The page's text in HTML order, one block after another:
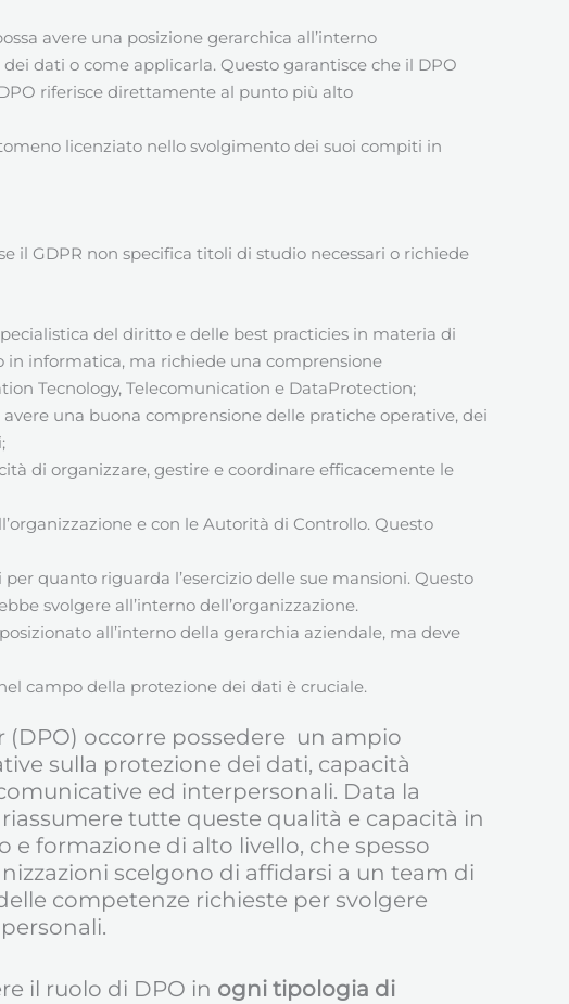
avere una posizione gerarchica all’interno
dati o come applicarla. Questo garantisce che il DPO
riferisce direttamente al punto più alto
licenziato nello svolgimento dei suoi compiti in
il GDPR non specifica titoli di studio necessari o richiede
del diritto e delle best practicies in materia di
informatica, ma richiede una comprensione
Tecnology, Telecomunication e DataProtection;
una buona comprensione delle pratiche operative, dei
di organizzare, gestire e coordinare efficacemente le
e con le Autorità di Controllo. Questo
quanto riguarda l’esercizio delle sue mansioni. Questo
svolgere all’interno dell’organizzazione.
all’interno della gerarchia aziendale, ma deve
campo della protezione dei dati è cruciale.
(DPO) occorre possedere un ampio
sulla protezione dei dati, capacità
ed interpersonali. Data la
tutte queste qualità e capacità in
formazione di alto livello, che spesso
scelgono di affidarsi a un team di
competenze richieste per svolgere
il ruolo di DPO in ogni tipologia di